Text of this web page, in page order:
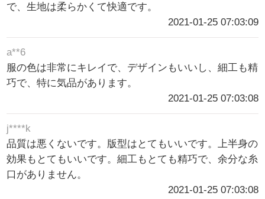
で、生地は柔らかくて快適です。
2021-01-25 07:03:09
a**6
服の色は非常にキレイで、デザインもいいし、細工も精
巧で、特に気品があります。
2021-01-25 07:03:08
j****k
品質は悪くないです。版型はとてもいいです。上半身の
効果もとてもいいです。細工もとても精巧で、余分な糸
口がありません。
2021-01-25 07:03:08